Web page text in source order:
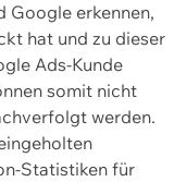
Google erkennen,
hat und zu dieser
Ads-Kunde
somit nicht
werden.
Statistiken für